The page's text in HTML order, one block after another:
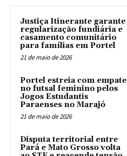
Justiça Itinerante garante
regularização fundiária e
casamento comunitário
para famílias em Portel
21 de maio de 2026
Portel estreia com empate
no futsal feminino pelos
Jogos Estudantis
Paraenses no Marajó
21 de maio de 2026
Disputa territorial entre
Pará e Mato Grosso volta